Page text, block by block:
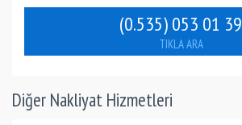
(0.535) 053 01 39
TIKLA ARA
Diğer Nakliyat Hizmetleri